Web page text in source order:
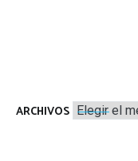
ARCHIVOS Archivos